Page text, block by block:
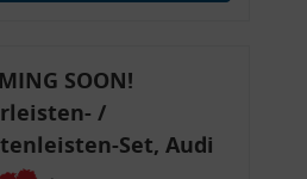
SOON!
/
Set, Audi